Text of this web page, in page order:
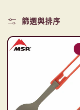
列
:
篩選與排序